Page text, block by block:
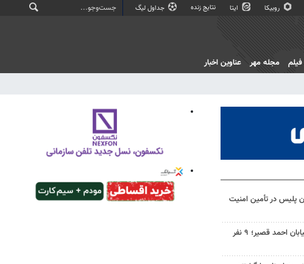
روبیکا ایتا نتایج زنده جداول لیگ
فیلم مجله مهر عناوین اخبار
پلیس در تأمین امنیت
سقوط آسانسور در خیابان احمد قصیر؛ ۹ نفر